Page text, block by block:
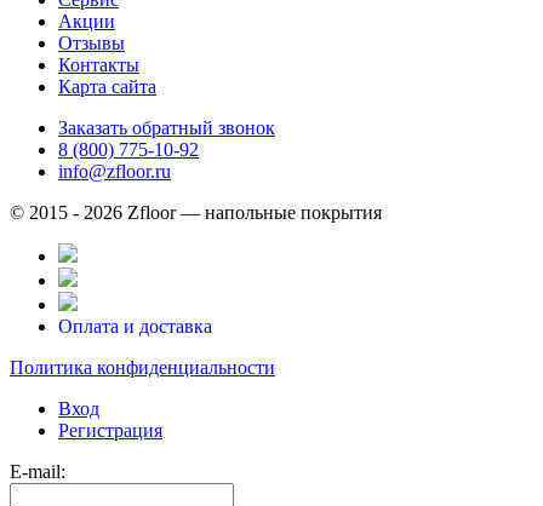
Акции
Отзывы
Контакты
Карта сайта
Заказать обратный звонок
8 (800) 775-10-92
info@zfloor.ru
© 2015 - 2026 Zfloor — напольные покрытия
Оплата и доставка
Политика конфиденциальности
Вход
Регистрация
E-mail: